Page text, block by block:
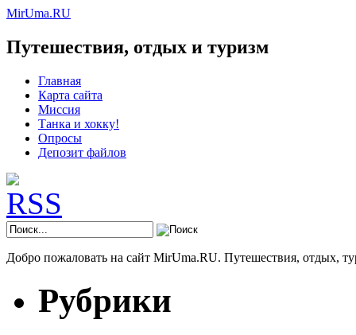
MirUma.RU
Путешествия, отдых и туризм
Главная
Карта сайта
Миссия
Танка и хокку!
Опросы
Депозит файлов
Добро пожаловать на сайт MirUma.RU. Путешествия, отдых,
Рубрики